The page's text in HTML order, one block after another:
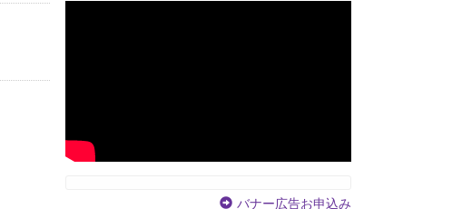
バナー広告お申込み